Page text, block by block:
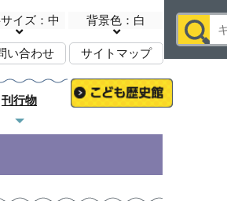
イズ：中 背景色：白
い合わせ サイトマップ
刊行物